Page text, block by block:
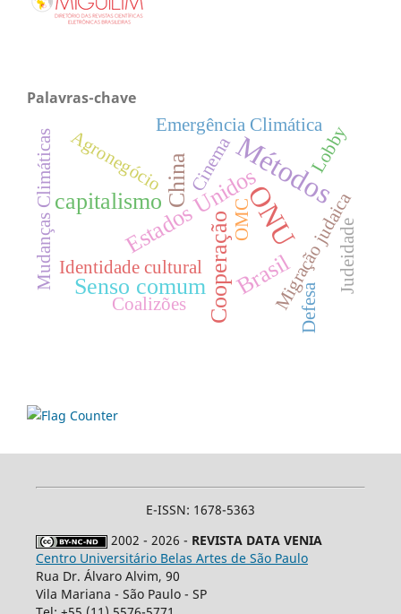
Palavras-chave
ONU
Métodos
Estados Unidos
Cooperação
China
capitalismo
Brasil
Senso comum
Mudanças Climáticas
Emergência Climática
Migração judaica
Judeidade
Identidade cultural
Agronegócio Lobby
Coalizões
Cinema
OMC
Defesa
E-ISSN: 1678-5363
2002 - 2026 - REVISTA DATA VENIA
Centro Universitário Belas Artes de São Paulo
Rua Dr. Álvaro Alvim, 90
Vila Mariana - São Paulo - SP